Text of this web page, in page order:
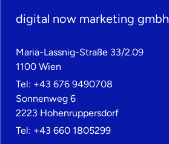
digital now marketing gmbh
Maria-Lassnig-Straße 33/2.09
1100 Wien
Tel: +43 676 9490708
Sonnenweg 6
2223 Hohenruppersdorf
Tel: +43 660 1805299